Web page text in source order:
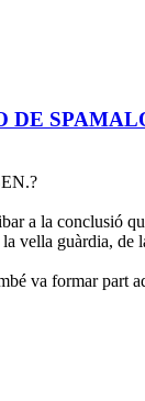
DE
a la conclusió
vella guàrdia, de
va formar part